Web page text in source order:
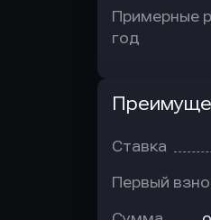
Примерные
год
Ставка
Первый